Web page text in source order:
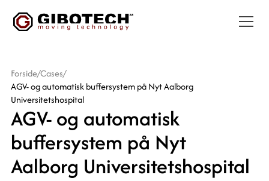
Forside/Cases/
AGV- og automatisk buffersystem på Nyt Aalborg
Universitetshospital
AGV- og automatisk
buffersystem på Nyt
Aalborg Universitetshospital